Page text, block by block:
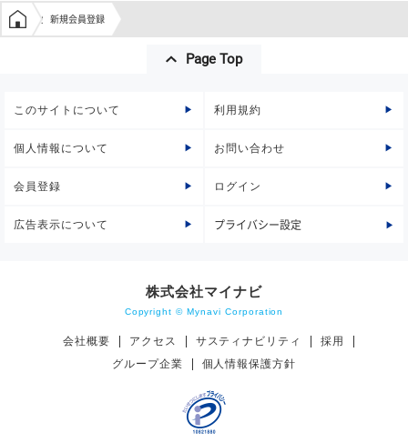
学生の窓口トップ
新規会員登録
Page Top
このサイトについて 利用規約
個人情報について お問い合わせ
会員登録 ログイン
広告表示について プライバシー設定
株式会社マイナビ
Copyright © Mynavi Corporation
会社概要 アクセス サスティナビリティ
採用
グループ企業
個人情報保護方針